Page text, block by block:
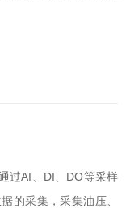
过AI、DI、DO等采样
的采集，采集油压、